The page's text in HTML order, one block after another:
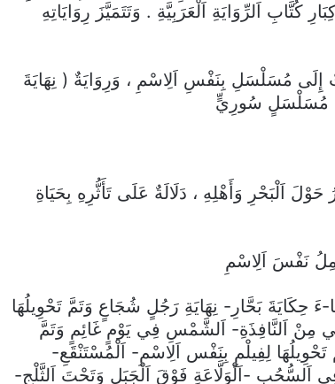
كُتَّابِ اَلرِّوَايَةِ اَلْعَرَبِيَّةِ . وَتَتَمَيَّزَ رِوَايَاتِهِ
إِلَى مُسَلْسَلِ بِنَفْسِ اَلِاسْمِ ، وَرِوَايَةٌ ( نِهَايَةَ
مُسَلْسَلٍ سُورِيٍّ
اَلْبَحْرِ وَأَهْلِهِ ، دَلَالَةٌ عَلَى تَأَثُّرِهِ بِحَيَاةِ
نَفْسَ اَلِاسْمِ
ءَ حِكَايَةَ بَحَّارِ- نِهَايَةِ رَجُلٍ شُجَاعٍ وَتَمَّ تَحْوِيلُهَا
مِنْ اَلنَّافِذَةِ- اَلشَّمْسِ فِي يَوْمٍ غَائِمٍ وَتَمَّ
لِفِيلْمٍ بِنَفْس اَلِاسْمِ- اَلْمُسْتَنْقَعِ-
اَلسُّحُبِ -اَلْوَلَّاعَةِ فَوْقَ اَلْجَبَلِ وَتَحْتَ اَلثَّلْجِ-